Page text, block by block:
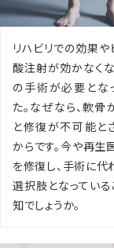
リハビリでの効果や
酸注射が効かなくな
の手術が必要とな
た。なぜなら、軟骨
と修復が不可能と
からです。今や再生
を修復し、手術に代
選択肢となっている
知でしょうか。